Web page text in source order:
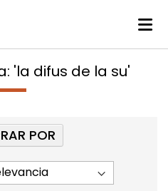
'la difus de la su'
POR